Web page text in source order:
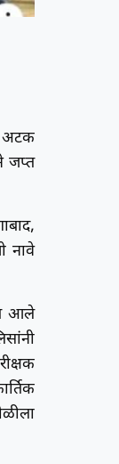
अटक
जप्त
नावे
आले